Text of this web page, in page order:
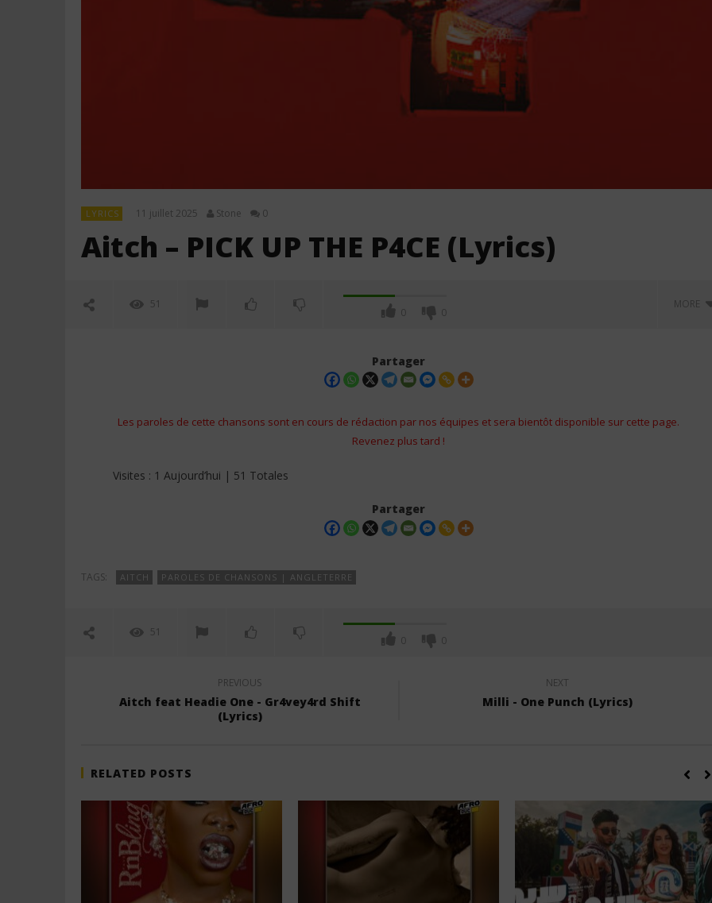
LYRICS 11 juillet 2025 Stone 0
Aitch – PICK UP THE P4CE (Lyrics)
51
0 0
MORE
NOW VIEWING
FAVE ft. 255 - Drown (Lyrics /
Paroles)
Stone
Partager
Les paroles de cette chansons sont en cours de rédaction par nos équipes et sera bientôt disponible sur cette page.
Revenez plus tard !
Visites : 1 Aujourd’hui | 51 Totales
Partager
TAGS: AITCH PAROLES DE CHANSONS | ANGLETERRE
51
0 0
PREVIOUS
Aitch feat Headie One - Gr4vey4rd Shift
(Lyrics)
NEXT
Milli - One Punch (Lyrics)
RELATED POSTS